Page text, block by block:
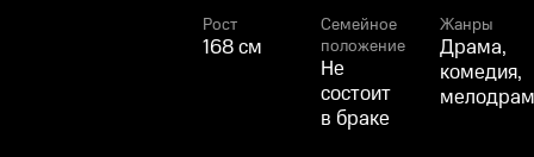
Рост
168 см
Семейное
положение
Не
состоит
в браке
Жанры
Драма,
комедия,